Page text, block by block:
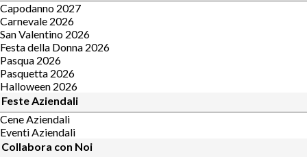
Capodanno 2027
Carnevale 2026
San Valentino 2026
Festa della Donna 2026
Pasqua 2026
Pasquetta 2026
Halloween 2026
Feste Aziendali
Cene Aziendali
Eventi Aziendali
Collabora con Noi